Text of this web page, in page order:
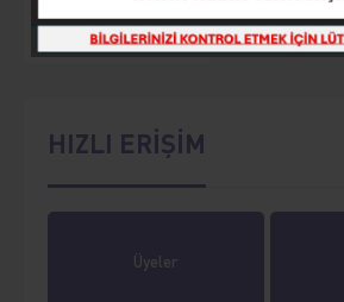
HIZLI ERİŞİM
Üyeler